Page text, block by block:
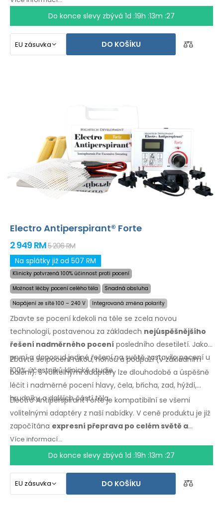
a dalšíchčástí těla.Záruka vrácení peněz
případěnespokojenostia expresnídopravapo
Do konce slevy zbývá 1d :19h :13m :27
DO KOŠÍKU
Electro Antiperspirant® Forte
2 949 RM5 206 RM
Na splátky již od 507 RM
Klinicky potvrzená 100% účinnost proti pocení
Možnost léčby pocení celého těla
Snadná obsluha
Napájení ze sítě 100 – 240 V
Integrovaná změna polarity
Zbavte se pocení kdekoli na těle se zcela novou
technologií, postavenou za základech nejúspěšnějšího
řešení nadměrného pocení posledního desetiletí. Jako
první a doposud jediné řešení na světě zastavilo pocení u
100% účastníků klinické studie.
Zbavte se pocení rukou, nohou a podpaží (v základním
balení). S volitelnými adaptéry lze dlouhodobě a úspěšně
léčit i nadměrné pocení hlavy, čela, břicha, zad, hýždí,
hrudníku a dalších částí těla.
Electro Antiperspirant Forte je kompatibilní se všemi
volitelnými adaptéry z naší nabídky. V ceně produktu je již
započítána expresní přeprava po celém světě a
záruka vrácení peněz v případě nespokojenosti
Návod k použití ve Vašem jazyce.
Více informací...
Do konce slevy zbývá 1d :19h :13m :27
DO KOŠÍKU